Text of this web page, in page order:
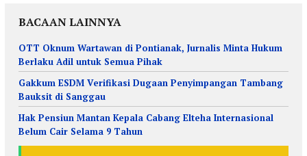
BACAAN LAINNYA
OTT Oknum Wartawan di Pontianak, Jurnalis Minta Hukum
Berlaku Adil untuk Semua Pihak
Gakkum ESDM Verifikasi Dugaan Penyimpangan Tambang
Bauksit di Sanggau
Hak Pensiun Mantan Kepala Cabang Elteha Internasional
Belum Cair Selama 9 Tahun